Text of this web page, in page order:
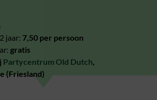
jaar: 7,50 per persoon
gratis
Partycentrum Old Dutch,
(Friesland)